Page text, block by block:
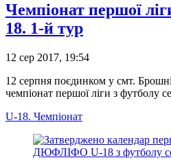
Чемпіонат першої
18. 1-й тур
12 сер 2017, 19:54
12 серпня поєдинком у смт.
чемпіонат першої ліги з футболу
U-18. Чемпіонат